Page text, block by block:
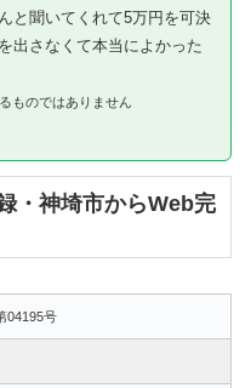
と聞いてくれて5万円を可決
出さなくて本当によかった
ものではありません
・神埼市からWeb完
04195号